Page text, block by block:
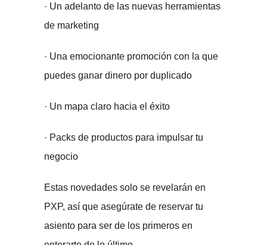
· Un adelanto de las nuevas herramientas
de marketing
· Una emocionante promoción con la que
puedes ganar dinero por duplicado
· Un mapa claro hacia el éxito
· Packs de productos para impulsar tu
negocio
Estas novedades solo se revelarán en
PXP, así que asegúrate de reservar tu
asiento para ser de los primeros en